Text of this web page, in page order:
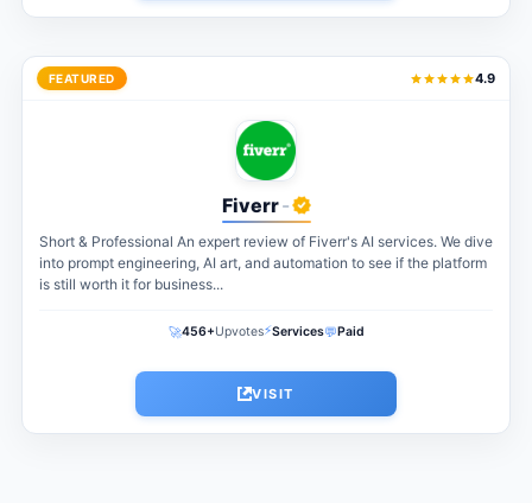
FEATURED 4.9
Fiverr-
Short & Professional An expert review of Fiverr's AI services. We dive
into prompt engineering, AI art, and automation to see if the platform
is still worth it for business...
🚀456+Upvotes⚡Services💬Paid
VISIT